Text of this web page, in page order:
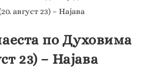
по Духовима
23) – Најава